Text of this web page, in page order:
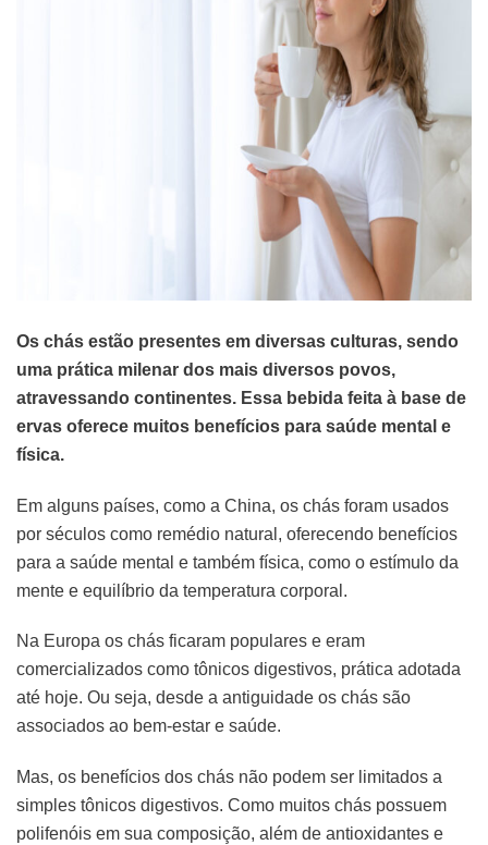
Os chás estão presentes em diversas culturas, sendo
uma prática milenar dos mais diversos povos,
atravessando continentes. Essa bebida feita à base de
ervas oferece muitos benefícios para saúde mental e
física.
Em alguns países, como a China, os chás foram usados
por séculos como remédio natural, oferecendo benefícios
para a saúde mental e também física, como o estímulo da
mente e equilíbrio da temperatura corporal.
Na Europa os chás ficaram populares e eram
comercializados como tônicos digestivos, prática adotada
até hoje. Ou seja, desde a antiguidade os chás são
associados ao bem-estar e saúde.
Mas, os benefícios dos chás não podem ser limitados a
simples tônicos digestivos. Como muitos chás possuem
polifenóis em sua composição, além de antioxidantes e